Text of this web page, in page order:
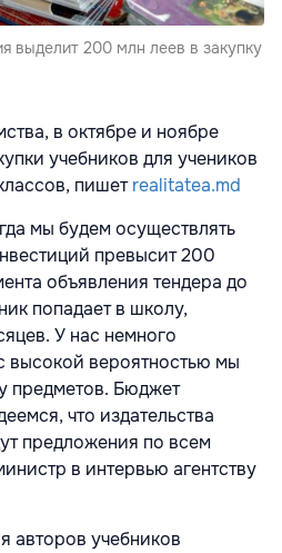
выделит 200 млн леев в закупку
в октябре и ноябре
учебников для учеников
пишетrealitatea.md
мы будем осуществлять
превысит 200
объявления тендера до
попадает в школу,
У нас немного
высокой вероятностью мы
предметов. Бюджет
что издательства
предложения по всем
в интервью агентству
авторов учебников